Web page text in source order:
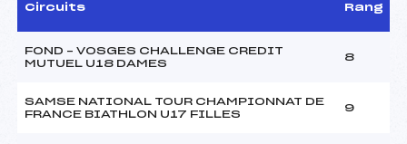
Circuits Rang
FOND – VOSGES CHALLENGE CREDIT
MUTUEL U18 DAMES
8
SAMSE NATIONAL TOUR CHAMPIONNAT DE
FRANCE BIATHLON U17 FILLES
9